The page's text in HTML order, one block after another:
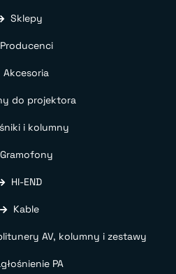
Sklepy
Producenci
Akcesoria
do projektora
i kolumny
Gramofony
HI-END
Kable
AV, kolumny i zestawy
PA